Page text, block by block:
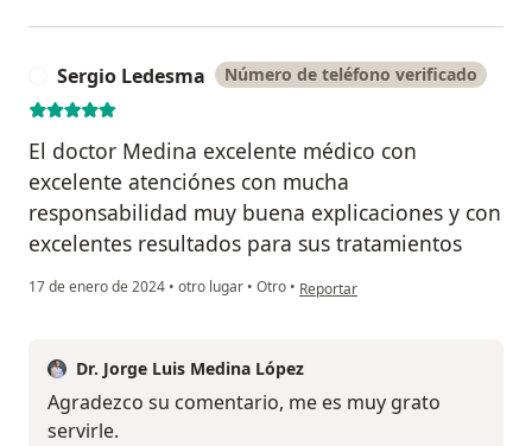
Sergio Ledesma Número de teléfono verificado
El doctor Medina excelente médico con
excelente atenciónes con mucha
responsabilidad muy buena explicaciones y con
excelentes resultados para sus tratamientos
17 de enero de 2024 • otro lugar • Otro • en opinión del usuario Sergio
Reportar
Dr. Jorge Luis Medina López
Agradezco su comentario, me es muy grato
servirle.